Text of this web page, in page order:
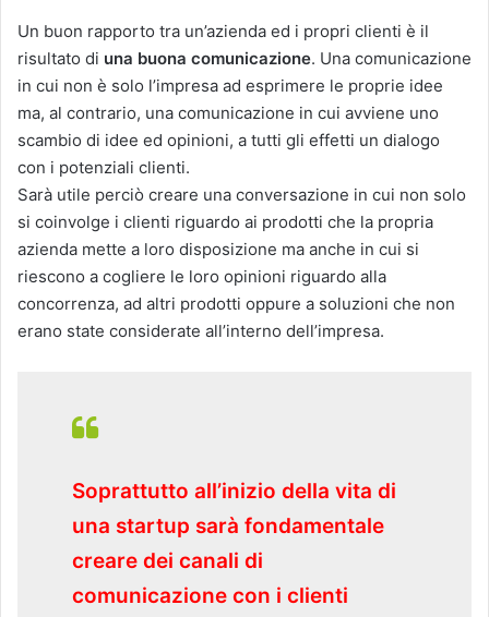
Un buon rapporto tra un’azienda ed i propri clienti è il
risultato di una buona comunicazione. Una comunicazione
in cui non è solo l’impresa ad esprimere le proprie idee
ma, al contrario, una comunicazione in cui avviene uno
scambio di idee ed opinioni, a tutti gli effetti un dialogo
con i potenziali clienti.
Sarà utile perciò creare una conversazione in cui non solo
si coinvolge i clienti riguardo ai prodotti che la propria
azienda mette a loro disposizione ma anche in cui si
riescono a cogliere le loro opinioni riguardo alla
concorrenza, ad altri prodotti oppure a soluzioni che non
erano state considerate all’interno dell’impresa.
Soprattutto all’inizio della vita di
una startup sarà fondamentale
creare dei canali di
comunicazione con i clienti